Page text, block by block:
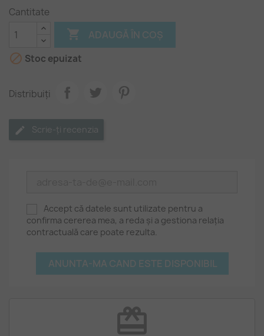
Cantitate
 ADAUGĂ ÎN COȘ
 Stoc epuizat
Distribuiți
Scrie-ți recenzia
Accept că datele sunt utilizate pentru a
confirma cererea mea, a reda și a gestiona relația
contractuală care poate rezulta.
ANUNTA-MA CAND ESTE DISPONIBIL
redeem